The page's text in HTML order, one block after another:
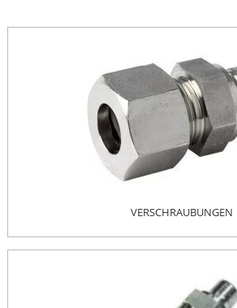
VERSCHRAUBUNGEN